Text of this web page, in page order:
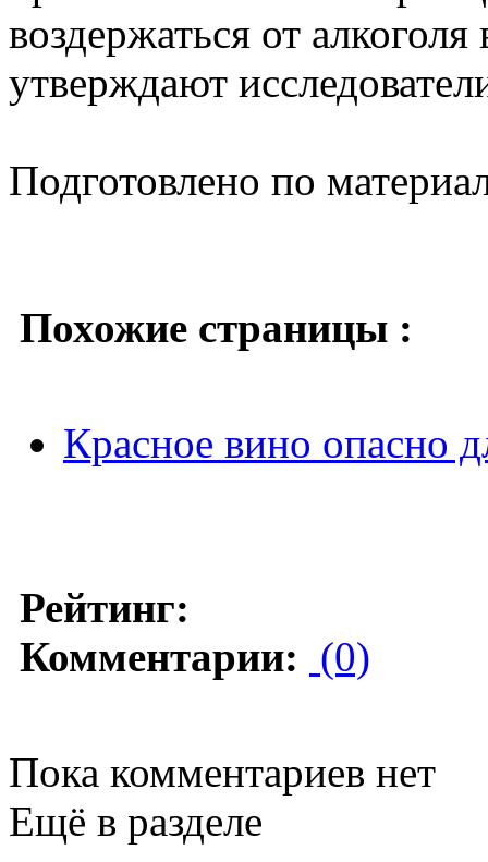
воздержаться от
утверждают
Подготовлено по
Похожие страницы :
Красное вино опасно
Рейтинг:
Комментарии: (0)
Пока комментариев нет
Ещё в разделе